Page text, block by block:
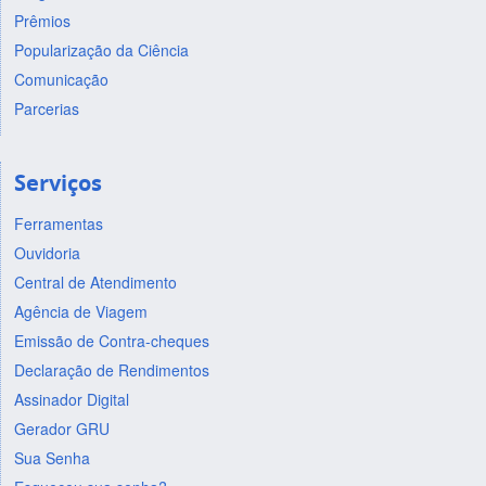
Prêmios
Popularização da Ciência
Comunicação
Parcerias
Serviços
Ferramentas
Ouvidoria
Central de Atendimento
Agência de Viagem
Emissão de Contra-cheques
Declaração de Rendimentos
Assinador Digital
Gerador GRU
Sua Senha